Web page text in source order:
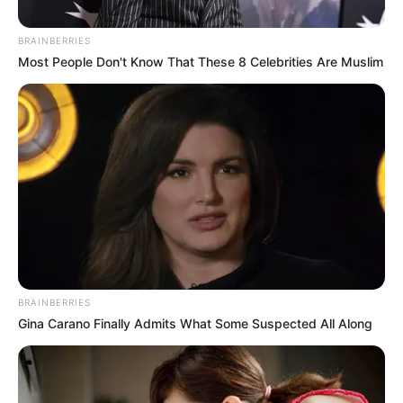
Descontarán salario de profesores que van a
manifestaciones en horario escolar.
Por: Anthonny José Galindo Florian
Julio 17, 2025
BRAINBERRIES
Most People Don't Know That These 8 Celebrities Are Muslim
BRAINBERRIES
Gina Carano Finally Admits What Some Suspected All Along